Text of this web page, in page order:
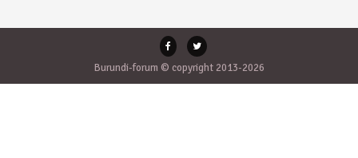
Burundi-forum © copyright 2013-2026